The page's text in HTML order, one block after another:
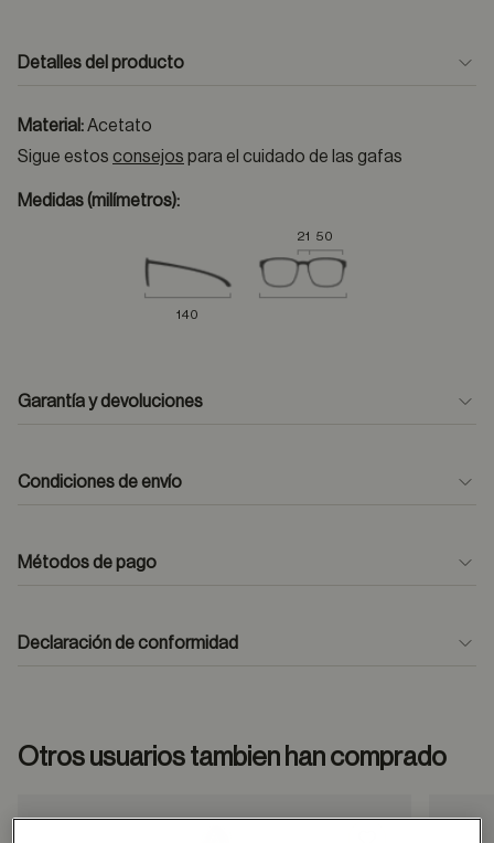
Detalles del producto
Material:Acetato
Sigue estos consejos para el cuidado de las gafas
Medidas (milímetros):
21 50
140
Garantía y devoluciones
Condiciones de envío
Métodos de pago
Declaración de conformidad
Otros usuarios tambien han comprado